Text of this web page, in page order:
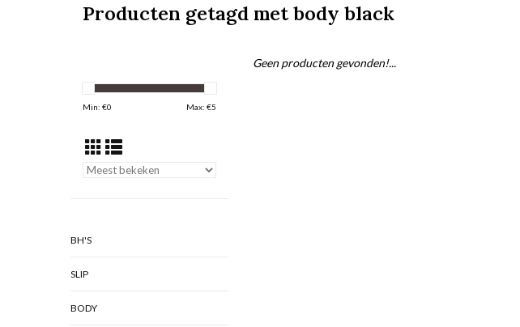
Producten getagd met body black
Min: €0 Max: €5
BH'S
SLIP
BODY
Geen producten gevonden!...